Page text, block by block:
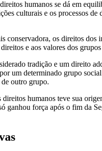
humanos se dá em
culturais e os processos de
conservadora, os direitos dos
e aos valores dos
tradição e um direito
um determinado grupo
outro grupo.
direitos humanos teve sua
ganhou força após o fim da